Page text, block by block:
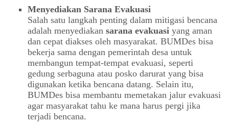
Menyediakan Sarana Evakuasi
Salah satu langkah penting dalam mitigasi bencana
adalah menyediakan sarana evakuasiyang aman
dan cepat diakses oleh masyarakat. BUMDes bisa
bekerja sama dengan pemerintah desa untuk
membangun tempat-tempat evakuasi, seperti
gedung serbaguna atau posko darurat yang bisa
digunakan ketika bencana datang. Selain itu,
BUMDes bisa membantu memetakan jalur evakuasi
agar masyarakat tahu ke mana harus pergi jika
terjadi bencana.